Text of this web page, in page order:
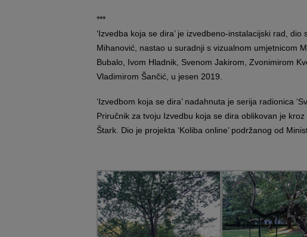
***
‘Izvedba koja se dira’ je izvedbeno-instalacijski rad, dio
Mihanović, nastao u suradnji s vizualnom umjetnicom
Bubalo, Ivom Hladnik, Svenom Jakirom, Zvonimirom
Vladimirom Šančić, u jesen 2019.
‘Izvedbom koja se dira’ nadahnuta je serija radionica
Priručnik za tvoju Izvedbu koja se dira oblikovan je
Štark. Dio je projekta ‘Koliba online’ podržanog od